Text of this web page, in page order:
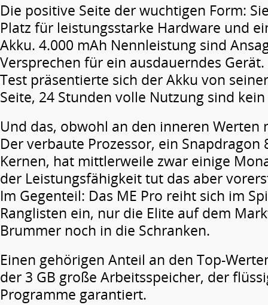
Die positive Seite der wuchtigen Form:
Platz für leistungsstarke Hardware und
Akku. 4.000 mAh Nennleist­ung sind
Versprechen für ein ausdauerndes
Test präsentierte sich der Akku von
Seite, 24 Stunden volle Nutzung sind
Und das, obwohl an den inneren Werten
Der verbaute Prozessor, ein Snapdragon
Kernen, hat mittlerweile zwar einige
der Leistungsfähigkeit tut das aber
Im Gegenteil: Das ME Pro reiht sich im
Ranglisten ein, nur die Elite auf dem
Brummer noch in die Schranken.
Einen gehörigen Anteil an den Top-
der 3 GB große Arbeitsspeicher, der
Programme garantiert.